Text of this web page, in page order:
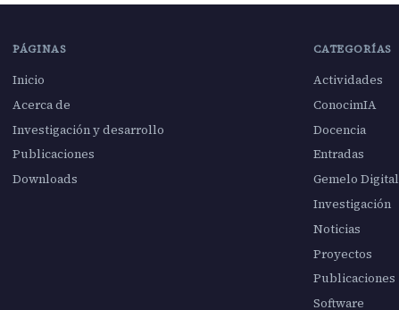
PÁGINAS
Inicio
Acerca de
Investigación y desarrollo
Publicaciones
Downloads
CATEGORÍAS
Actividades
ConocimIA
Docencia
Entradas
Gemelo Digital
Investigación
Noticias
Proyectos
Publicaciones
Software